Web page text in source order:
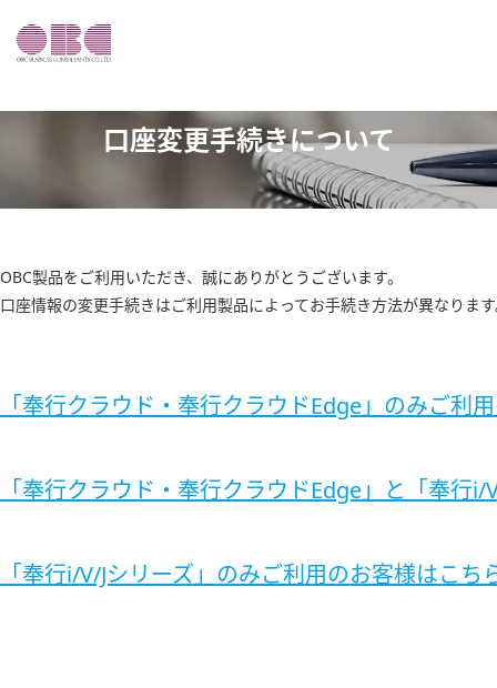
口座変更手続きについて
OBC製品をご利用いただき、誠にありがとうございます。
口座情報の変更手続きはご利用製品によってお手続き方法が異なりま
「奉行クラウド・奉行クラウドEdge」のみご利
「奉行クラウド・奉行クラウドEdge」と「奉行
「奉行i/V/Jシリーズ」のみご利用のお客様はこち